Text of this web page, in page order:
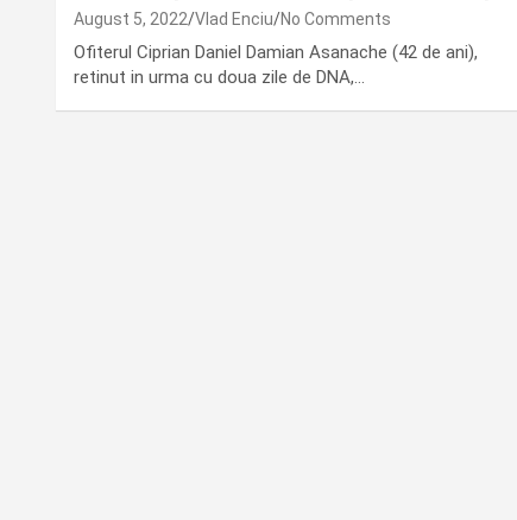
August 5, 2022 Vlad Enciu No Comments
Ofiterul Ciprian Daniel Damian Asanache (42 de ani),
retinut in urma cu doua zile de DNA,…